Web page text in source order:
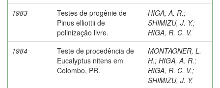
1983
Testes de progênie de
Pinus elliottii de
polinização livre.
HIGA, A. R.;
SHIMIZU, J. Y.;
HIGA, R. C. V.
1984
Teste de procedência de
Eucalyptus nitens em
Colombo, PR.
MONTAGNER, L.
H.; HIGA, A. R.;
HIGA, R. C. V.;
SHIMIZU, J. Y.